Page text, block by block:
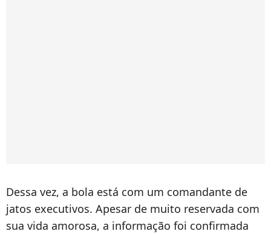
Dessa vez, a bola está com um comandante de
jatos executivos. Apesar de muito reservada com
sua vida amorosa, a informação foi confirmada